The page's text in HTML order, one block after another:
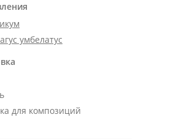
умбелатус
для композиций